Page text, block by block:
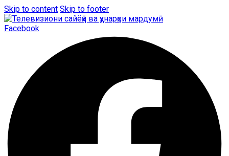
Skip to content Skip to footer
Facebook